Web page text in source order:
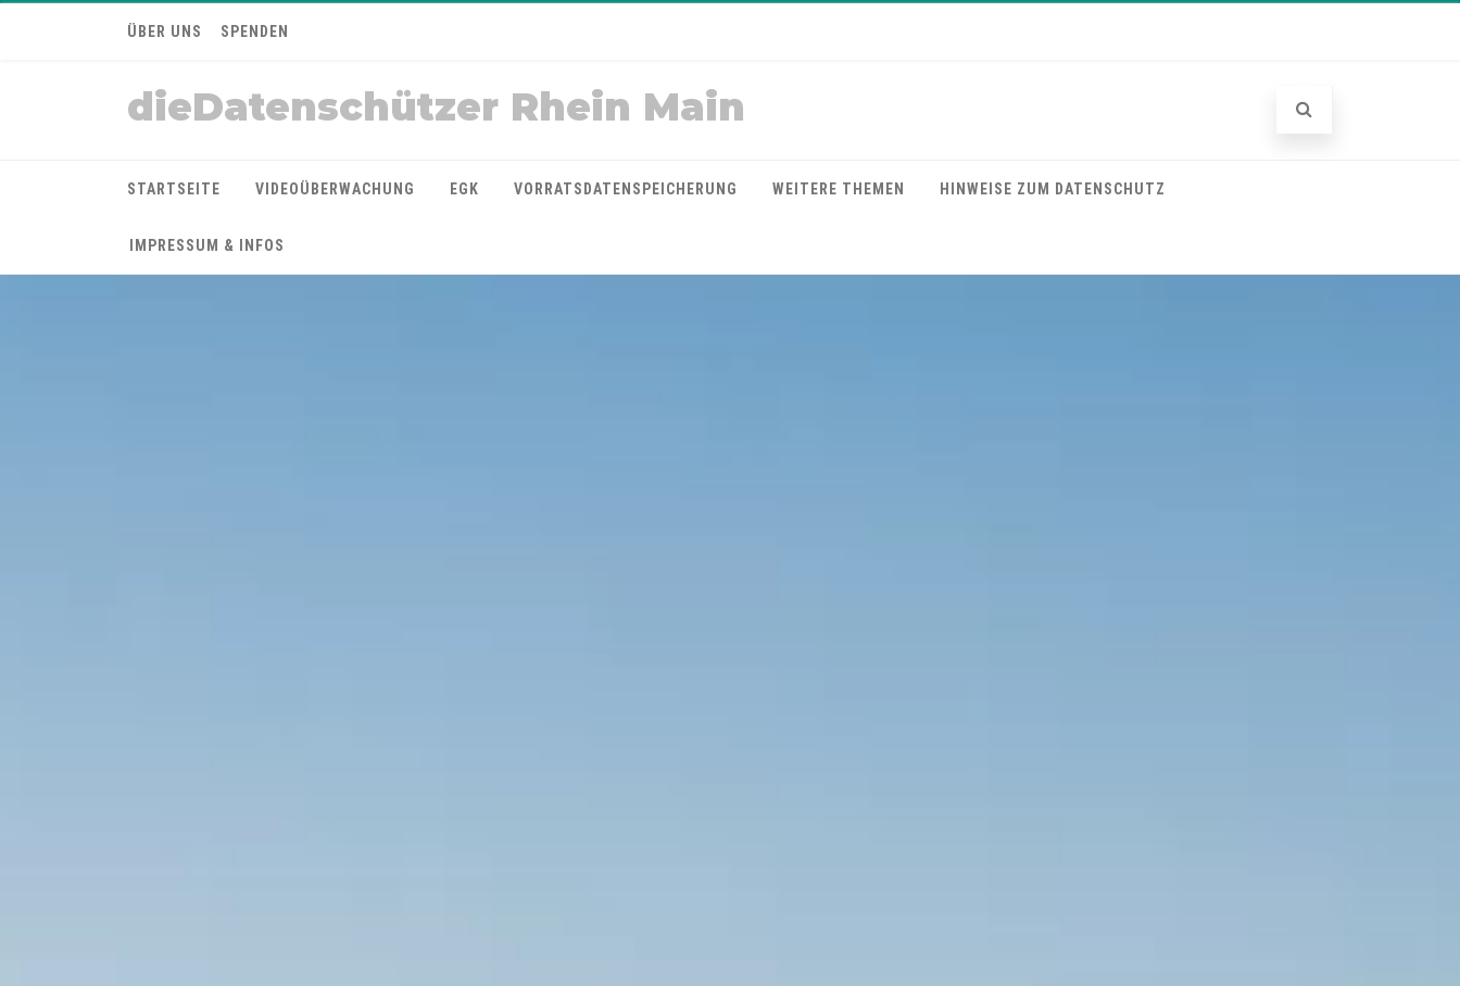
ÜBER UNS SPENDEN
dieDatenschützer Rhein Main
STARTSEITE VIDEOÜBERWACHUNG EGK VORRATSDATENSPEICHERUNG WEITERE THEMEN HINWEISE ZUM DATENSCHUTZ
IMPRESSUM & INFOS